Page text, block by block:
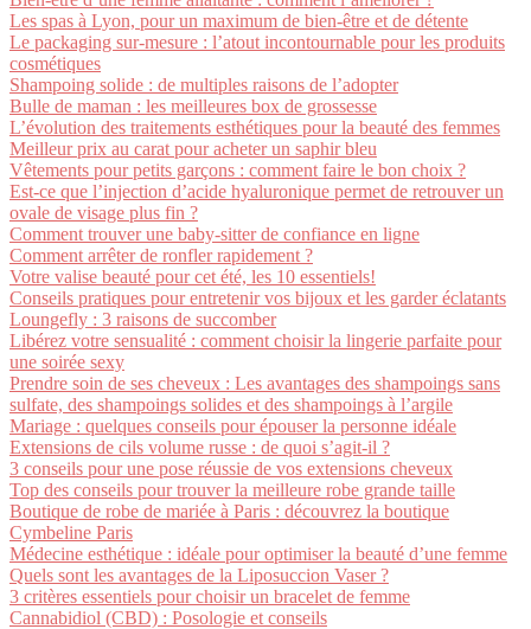
Les spas à Lyon, pour un maximum de bien-être et de détente
Le packaging sur-mesure : l’atout incontournable pour les produits
cosmétiques
Shampoing solide : de multiples raisons de l’adopter
Bulle de maman : les meilleures box de grossesse
L’évolution des traitements esthétiques pour la beauté des femmes
Meilleur prix au carat pour acheter un saphir bleu
Vêtements pour petits garçons : comment faire le bon choix ?
Est-ce que l’injection d’acide hyaluronique permet de retrouver un
ovale de visage plus fin ?
Comment trouver une baby-sitter de confiance en ligne
Comment arrêter de ronfler rapidement ?
Votre valise beauté pour cet été, les 10 essentiels!
Conseils pratiques pour entretenir vos bijoux et les garder éclatants
Loungefly : 3 raisons de succomber
Libérez votre sensualité : comment choisir la lingerie parfaite pour
une soirée sexy
Prendre soin de ses cheveux : Les avantages des shampoings sans
sulfate, des shampoings solides et des shampoings à l’argile
Mariage : quelques conseils pour épouser la personne idéale
Extensions de cils volume russe : de quoi s’agit-il ?
3 conseils pour une pose réussie de vos extensions cheveux
Top des conseils pour trouver la meilleure robe grande taille
Boutique de robe de mariée à Paris : découvrez la boutique
Cymbeline Paris
Médecine esthétique : idéale pour optimiser la beauté d’une femme
Quels sont les avantages de la Liposuccion Vaser ?
3 critères essentiels pour choisir un bracelet de femme
Cannabidiol (CBD) : Posologie et conseils